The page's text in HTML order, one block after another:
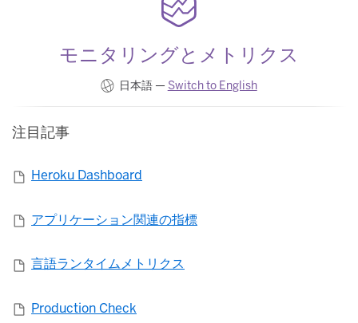
モニタリングとメトリクス
日本語 — Switch to English
注目記事
Heroku Dashboard
アプリケーション関連の指標
言語ランタイムメトリクス
Production Check